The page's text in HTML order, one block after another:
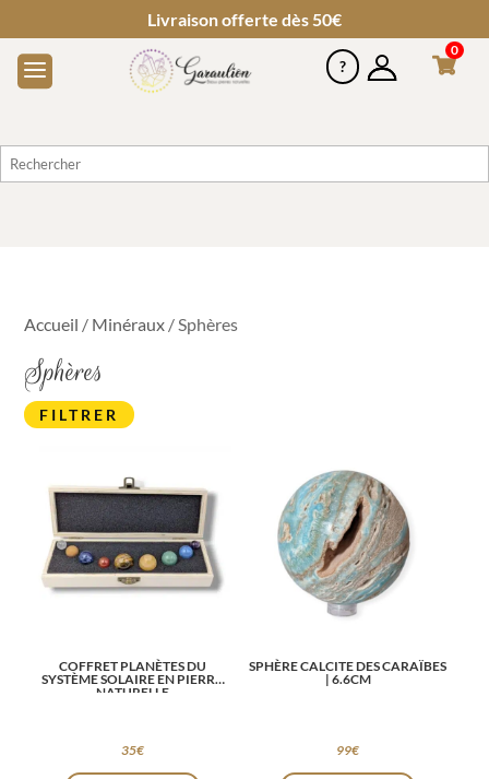
Livraison offerte dès 50€
0
Accueil / Minéraux / Sphères
Sphères
FILTRER
COFFRET PLANÈTES DU
SYSTÈME SOLAIRE EN PIERRE
NATURELLE
35€
SPHÈRE CALCITE DES CARAÏBES
| 6.6CM
99€